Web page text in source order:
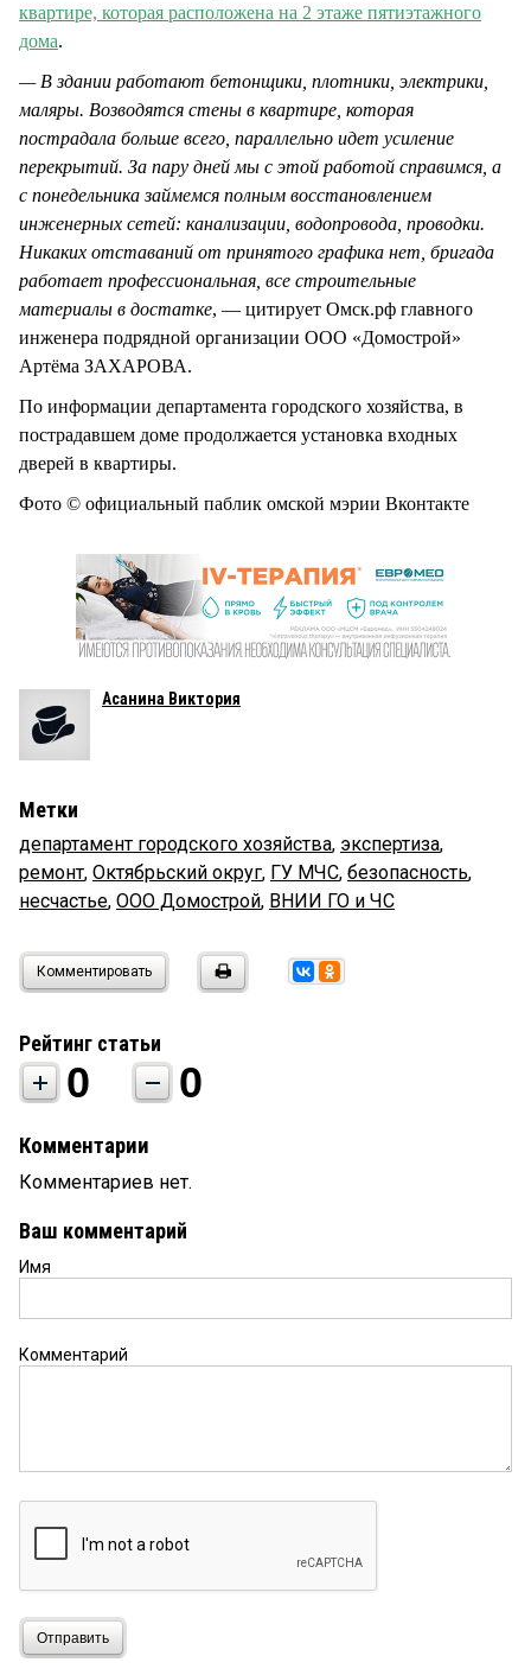
квартире, которая расположена на 2 этаже пятиэтажного
дома.
— В здании работают бетонщики, плотники, электрики,
маляры. Возводятся стены в квартире, которая
пострадала больше всего, параллельно идет усиление
перекрытий. За пару дней мы с этой работой справимся, а
с понедельника займемся полным восстановлением
инженерных сетей: канализации, водопровода, проводки.
Никаких отставаний от принятого графика нет, бригада
работает профессиональная, все строительные
материалы в достатке, — цитирует Омск.рф главного
инженера подрядной организации ООО «Домострой»
Артёма ЗАХАРОВА.
По информации департамента городского хозяйства, в
пострадавшем доме продолжается установка входных
дверей в квартиры.
Фото © официальный паблик омской мэрии Вконтакте
Асанина Виктория
Метки
департамент городского хозяйства, экспертиза,
ремонт, Октябрьский округ, ГУ МЧС, безопасность,
несчастье, ООО Домострой, ВНИИ ГО и ЧС
Комментировать
Рейтинг статьи
0 0
Комментарии
Комментариев нет.
Ваш комментарий
Имя
Комментарий
Отправить